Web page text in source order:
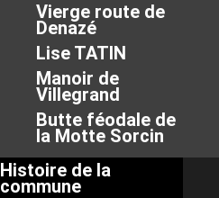
Vierge route de
Denazé
Lise TATIN
Manoir de
Villegrand
Butte féodale de
la Motte Sorcin
Histoire de la
commune